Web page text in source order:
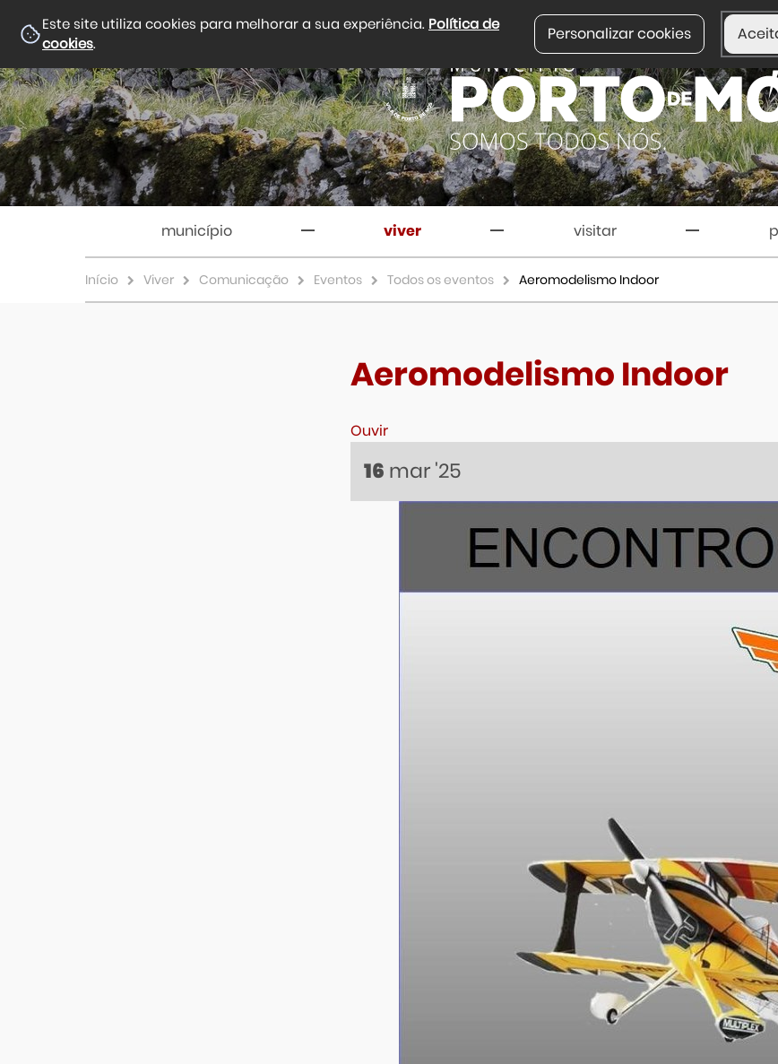
Este site utiliza cookies para melhorar a sua experiência. Política de
cookies. Personalizar cookies
município viver visitar
Início Viver Comunicação Eventos Todos os eventos Aeromodelismo Indoor
Aeromodelismo Indoor
Ouvir
16 mar'25